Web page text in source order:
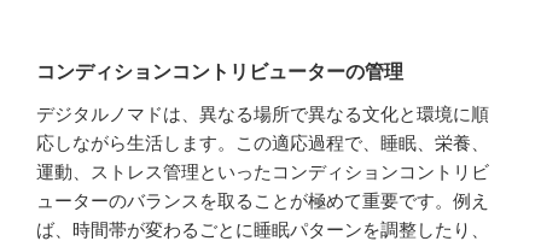
コンディションコントリビューターの管理
デジタルノマドは、異なる場所で異なる文化と環境に順
応しながら生活します。この適応過程で、睡眠、栄養、
運動、ストレス管理といったコンディションコントリビ
ューターのバランスを取ることが極めて重要です。例え
ば、時間帯が変わるごとに睡眠パターンを調整したり、